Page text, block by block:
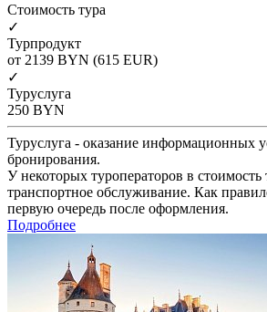
Cтоимость тура
✓
Турпродукт
от 2139 BYN (615 EUR)
✓
Туруслуга
250 BYN
Туруслуга - оказание информационных
бронирования.
У некоторых туроператоров в стоимость
транспортное обслуживание. Как
первую очередь после оформления.
Подробнее